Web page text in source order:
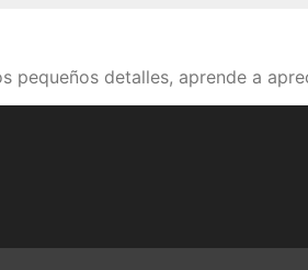
pequeños detalles, aprende a